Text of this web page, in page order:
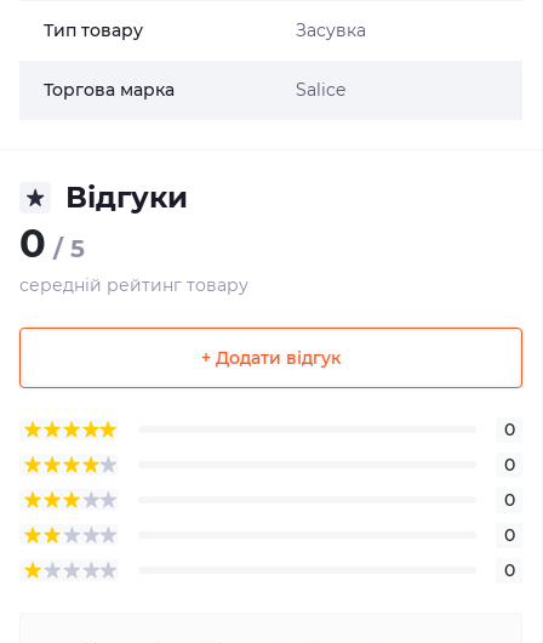
Тип товару Засувка
Торгова марка Salice
Відгуки
0 / 5
середній рейтинг товару
+ Додати відгук
0
0
0
0
0